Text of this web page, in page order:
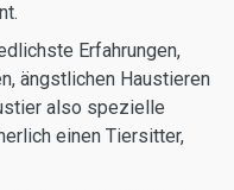
Erfahrungen,
ängstlichen Haustieren
also spezielle
einen Tiersitter,